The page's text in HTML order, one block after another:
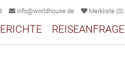
info@worldhouse.de Merkliste (0)
REISEANFRAGE